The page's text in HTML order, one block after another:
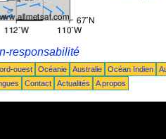
responsabilité
ouest Océanie Australie Océan Indien
Contact Actualités A propos